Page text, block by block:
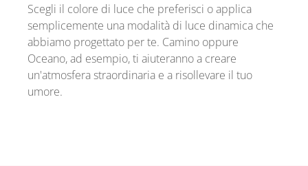
Scegli il colore di luce che preferisci o applica
semplicemente una modalità di luce dinamica che
abbiamo progettato per te. Camino oppure
Oceano, ad esempio, ti aiuteranno a creare
un'atmosfera straordinaria e a risollevare il tuo
umore.